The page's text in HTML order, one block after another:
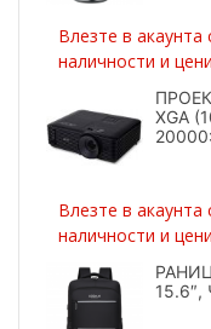
Влезте в акаунта
наличности и
XGA
Влезте в акаунта
наличности и